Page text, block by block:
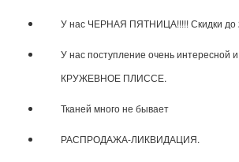
У нас ЧЕРНАЯ ПЯТНИЦА!!!!! Скидки до
У нас поступление очень интересной
КРУЖЕВНОЕ ПЛИССЕ.
Тканей много не бывает
РАСПРОДАЖА-ЛИКВИДАЦИЯ.